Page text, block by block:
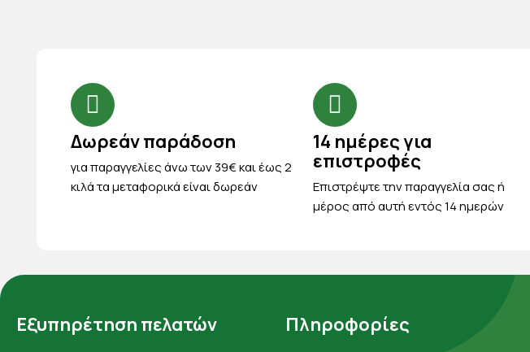
Δωρεάν παράδοση
για παραγγελίες άνω των 39€ και έως 2
κιλά τα μεταφορικά είναι δωρεάν
14 ημέρες για
επιστροφές
Eπιστρέψτε την παραγγελία σας ή
μέρος από αυτή εντός 14 ημερών
Εξυπηρέτηση πελατών Πληροφορίες